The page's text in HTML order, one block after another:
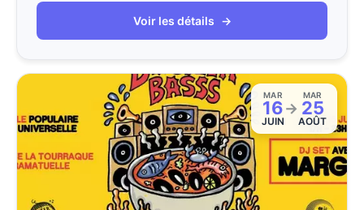
Voir les détails →
MAR
16
JUIN
→
MAR
25
AOÛT